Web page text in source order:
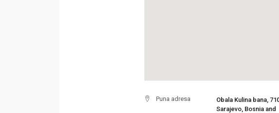
Puna adresa
Obala Kulina bana,
Sarajevo, Bosnia and